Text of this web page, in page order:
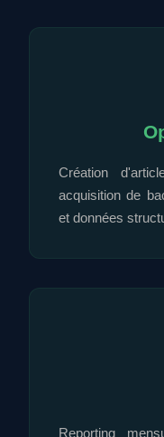
Création
acquisition de
et données
Reporting